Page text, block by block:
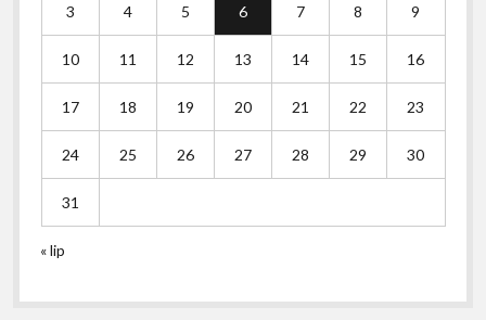
3 4 5 6 7 8 9
10 11 12 13 14 15 16
17 18 19 20 21 22 23
24 25 26 27 28 29 30
31
« lip